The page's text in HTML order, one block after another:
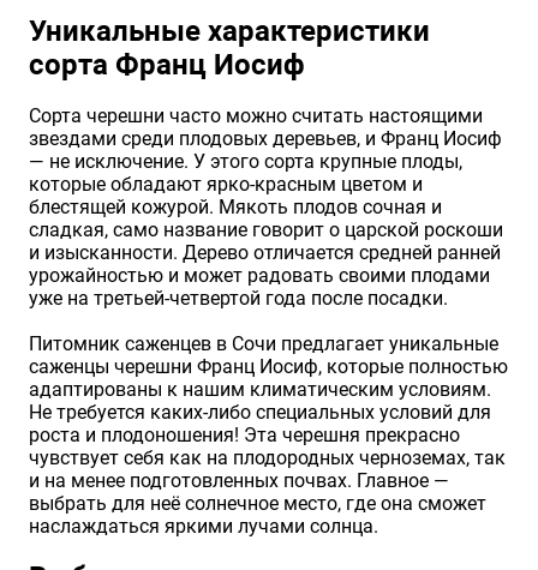
Хризантемы саженцы
Зелень и пряные травы
Уникальные характеристики
сорта Франц Иосиф
Сорта черешни часто можно считать настоящими
звездами среди плодовых деревьев, и Франц Иосиф
— не исключение. У этого сорта крупные плоды,
которые обладают ярко-красным цветом и
блестящей кожурой. Мякоть плодов сочная и
сладкая, само название говорит о царской роскоши
и изысканности. Дерево отличается средней ранней
урожайностью и может радовать своими плодами
уже на третьей-четвертой года после посадки.
Питомник саженцев в Сочи предлагает уникальные
саженцы черешни Франц Иосиф, которые полностью
адаптированы к нашим климатическим условиям.
Не требуется каких-либо специальных условий для
роста и плодоношения! Эта черешня прекрасно
чувствует себя как на плодородных черноземах, так
и на менее подготовленных почвах. Главное —
выбрать для неё солнечное место, где она сможет
наслаждаться яркими лучами солнца.